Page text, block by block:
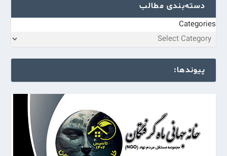
دسته‌بندی مطالب
Categories
پیوندها: